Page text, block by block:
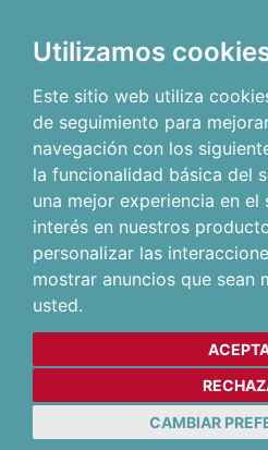
Utilizamos
Este sitio web utiliza
de seguimiento para
navegación con los
la funcionalidad básica del
una mejor experiencia en el
interés en nuestros
personalizar las
mostrar anuncios que sean
usted.
CAMBIAR